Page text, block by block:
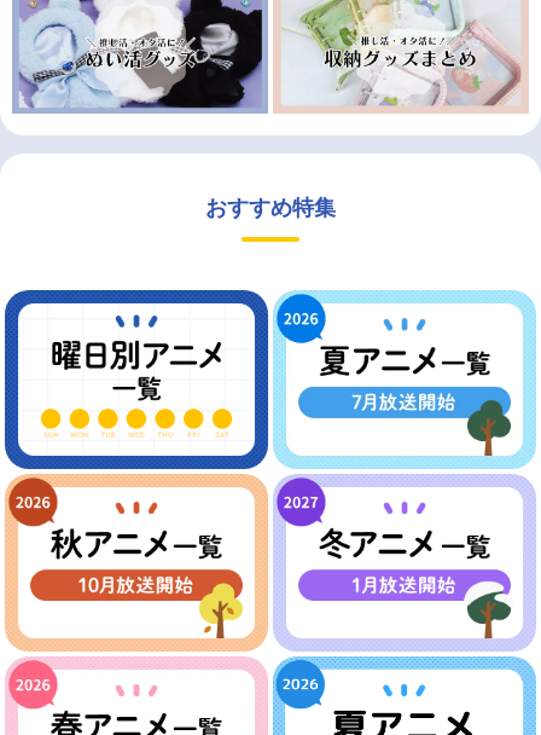
おすすめ特集